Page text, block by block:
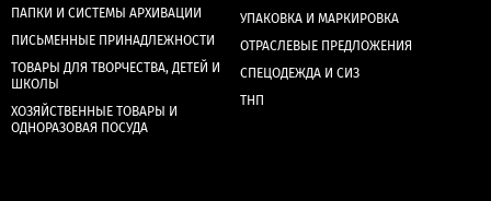
ПАПКИ И СИСТЕМЫ АРХИВАЦИИ
ПИСЬМЕННЫЕ ПРИНАДЛЕЖНОСТИ
ТОВАРЫ ДЛЯ ТВОРЧЕСТВА, ДЕТЕЙ И
ШКОЛЫ
ХОЗЯЙСТВЕННЫЕ ТОВАРЫ И
ОДНОРАЗОВАЯ ПОСУДА
УПАКОВКА И МАРКИРОВКА
ОТРАСЛЕВЫЕ ПРЕДЛОЖЕНИЯ
СПЕЦОДЕЖДА И СИЗ
ТНП